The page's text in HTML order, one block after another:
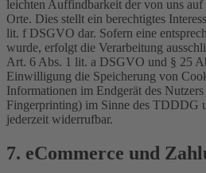
leichten Auffindbarkeit der von uns auf
Orte. Dies stellt ein berechtigtes
lit. f DSGVO dar. Sofern eine
wurde, erfolgt die Verarbeitung
Art. 6 Abs. 1 lit. a DSGVO und § 25
Einwilligung die Speicherung von
Informationen im Endgerät des
Fingerprinting) im Sinne des TDDDG
jederzeit widerrufbar.
7. eCommerce und